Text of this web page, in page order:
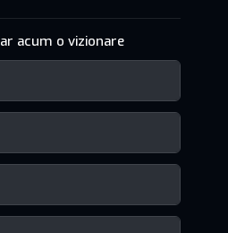
acum o vizionare